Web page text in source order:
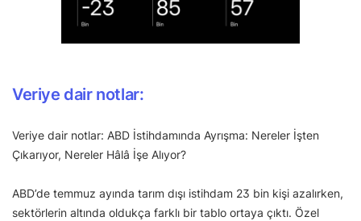
Veriye dair notlar:
Veriye dair notlar: ABD İstihdamında Ayrışma: Nereler İşten
Çıkarıyor, Nereler Hâlâ İşe Alıyor?
ABD’de temmuz ayında tarım dışı istihdam 23 bin kişi azalırken,
sektörlerin altında oldukça farklı bir tablo ortaya çıktı. Özel